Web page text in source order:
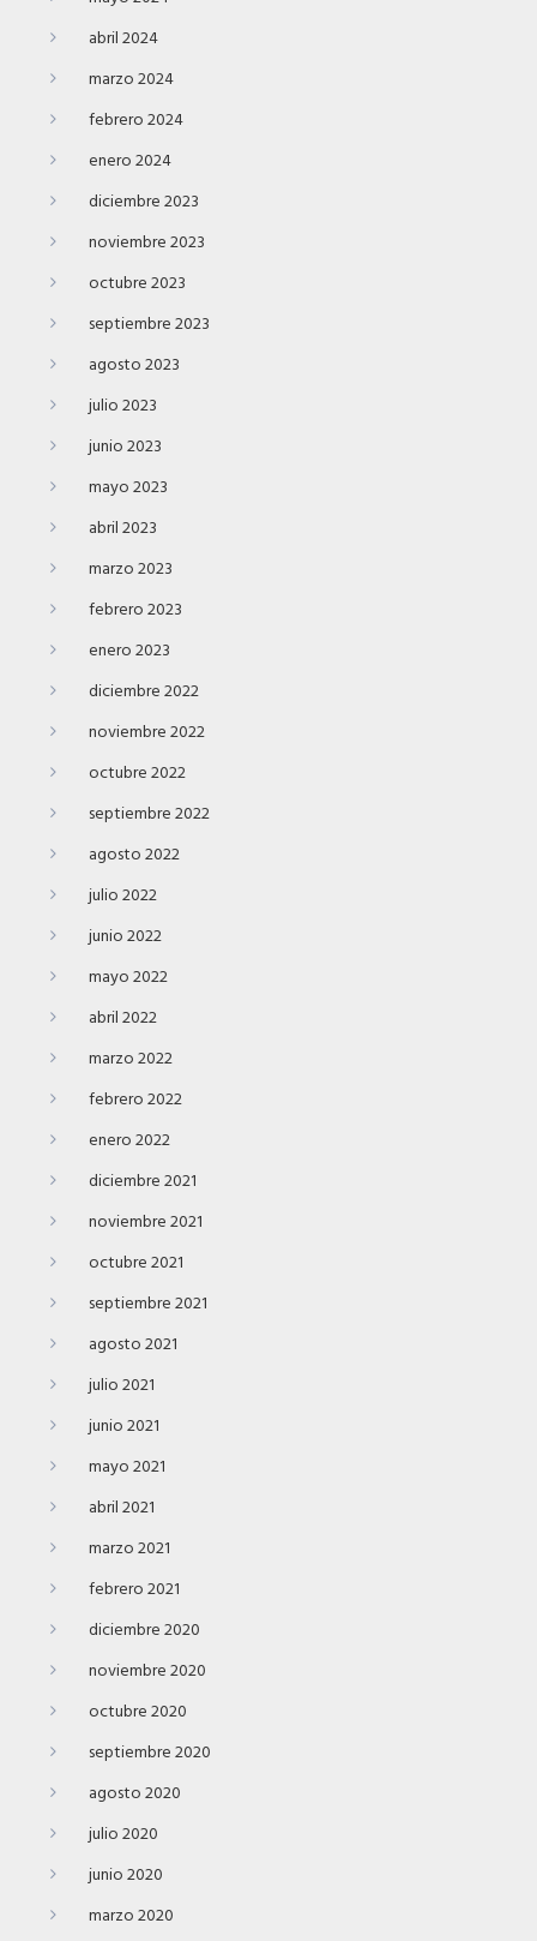
abril 2024
marzo 2024
febrero 2024
enero 2024
diciembre 2023
noviembre 2023
octubre 2023
septiembre 2023
agosto 2023
julio 2023
junio 2023
mayo 2023
abril 2023
marzo 2023
febrero 2023
enero 2023
diciembre 2022
noviembre 2022
octubre 2022
septiembre 2022
agosto 2022
julio 2022
junio 2022
mayo 2022
abril 2022
marzo 2022
febrero 2022
enero 2022
diciembre 2021
noviembre 2021
octubre 2021
septiembre 2021
agosto 2021
julio 2021
junio 2021
mayo 2021
abril 2021
marzo 2021
febrero 2021
diciembre 2020
noviembre 2020
octubre 2020
septiembre 2020
agosto 2020
julio 2020
junio 2020
marzo 2020